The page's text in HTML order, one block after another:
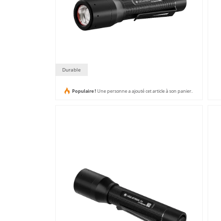
Durable
Populaire ! Une personne a ajouté cet article à son panier.